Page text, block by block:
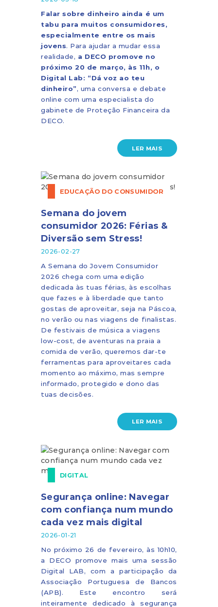
Falar sobre dinheiro ainda é um
tabu para muitos consumidores,
especialmente entre os mais
jovens. Para ajudar a mudar essa
realidade, a DECO promove no
próximo 20 de março, às 11h, o
Digital Lab: “Dá voz ao teu
dinheiro”, uma conversa e debate
online com uma especialista do
gabinete de Proteção Financeira da
DECO.
LER MAIS
EDUCAÇÃO DO CONSUMIDOR
Semana do jovem
consumidor 2026: Férias &
Diversão sem Stress!
2026-02-27
A Semana do Jovem Consumidor
2026 chega com uma edição
dedicada às tuas férias, às escolhas
que fazes e à liberdade que tanto
gostas de aproveitar, seja na Páscoa,
no verão ou nas viagens de finalistas.
De festivais de música a viagens
low-cost, de aventuras na praia a
comida de verão, queremos dar-te
ferramentas para aproveitares cada
momento ao máximo, mas sempre
informado, protegido e dono das
tuas decisões.
LER MAIS
DIGITAL
Segurança online: Navegar
com confiança num mundo
cada vez mais digital
2026-01-21
No próximo 26 de fevereiro, às 10h10,
a DECO promove mais uma sessão
Digital LAB, com a participação da
Associação Portuguesa de Bancos
(APB). Este encontro será
inteiramente dedicado à segurança